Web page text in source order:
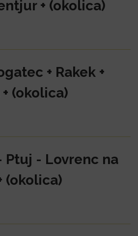
+ (okolica)
+ Rakek +
(okolica)
Ptuj - Lovrenc na
(okolica)